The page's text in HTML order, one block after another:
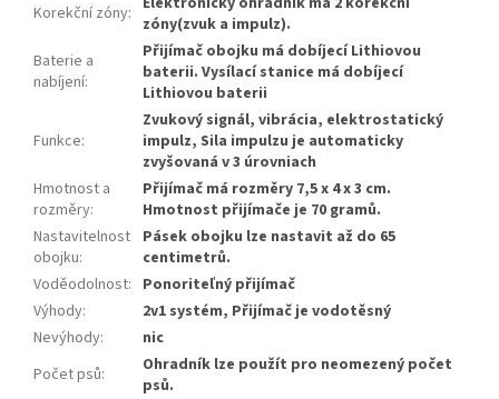
Korekční zóny: zóny(zvuk a impulz).
Baterie a
nabíjení:
Přijímač obojku má dobíjecí Lithiovou
baterii. Vysílací stanice má dobíjecí
Lithiovou baterii
Funkce:
Zvukový signál, vibrácia, elektrostatický
impulz, Sila impulzu je automaticky
zvyšovaná v 3 úrovniach
Hmotnost a
rozměry:
Přijímač má rozměry 7,5 x 4 x 3 cm.
Hmotnost přijímače je 70 gramů.
Nastavitelnost
obojku:
Pásek obojku lze nastavit až do 65
centimetrů.
Voděodolnost: Ponoriteľný přijímač
Výhody:
2v1 systém, Přijímač je vodotěsný
Nevýhody:
nic
Počet psů:
Ohradník lze použít pro neomezený počet
psů.